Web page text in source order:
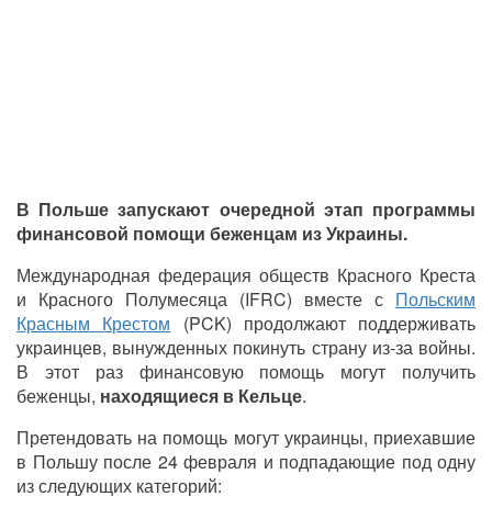
В Польше запускают очередной этап программы
финансовой помощи беженцам из Украины.
Международная федерация обществ Красного Креста
и Красного Полумесяца (IFRC) вместе с Польским
Красным Крестом (PCK) продолжают поддерживать
украинцев, вынужденных покинуть страну из-за войны.
В этот раз финансовую помощь могут получить
беженцы, находящиеся в Кельце.
Претендовать на помощь могут украинцы, приехавшие
в Польшу после 24 февраля и подпадающие под одну
из следующих категорий: